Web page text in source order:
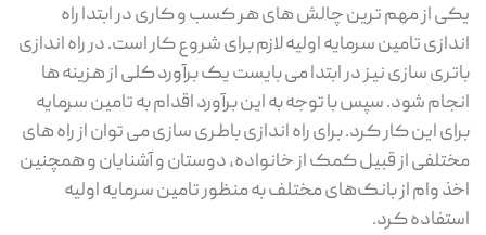
یکی از مهم ترین چالش های هر کسب و کاری در ابتدا راه
اندازی تامین سرمایه اولیه لازم برای شروع کار است. در راه اندازی
باتری سازی نیز در ابتدا می بایست یک برآورد کلی از هزینه ها
انجام شود. سپس با توجه به این برآورد اقدام به تامین سرمایه
برای این کار کرد. برای راه اندازی باطری سازی می توان از راه های
مختلفی از قبیل کمک از خانواده، دوستان و آشنایان و همچنین
اخذ وام از بانک‌های مختلف به منظور تامین سرمایه اولیه
استفاده کرد.